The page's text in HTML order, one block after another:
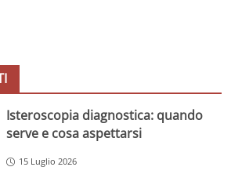
Isteroscopia diagnostica: quando
serve e cosa aspettarsi
15 Luglio 2026